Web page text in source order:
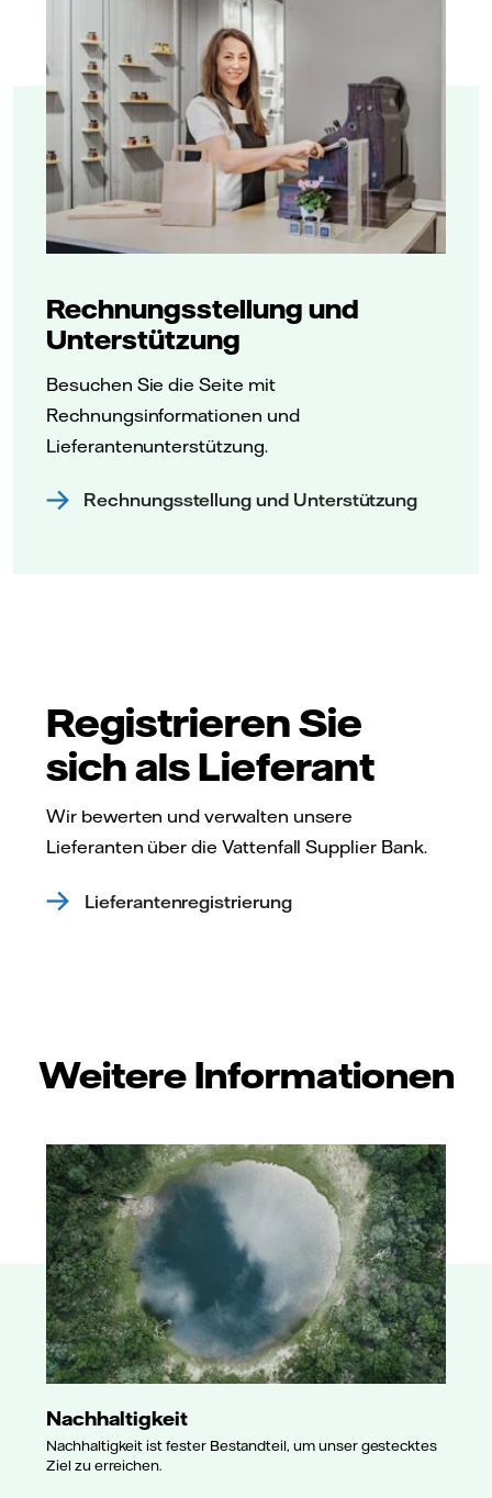
Rechnungsstellung und
Unterstützung
Besuchen Sie die Seite mit
Rechnungsinformationen und
Lieferantenunterstützung.
Rechnungsstellung und Unterstützung
Registrieren Sie
sich als Lieferant
Wir bewerten und verwalten unsere
Lieferanten über die Vattenfall Supplier Bank.
Lieferantenregistrierung
Weitere Informationen
Nachhaltigkeit
Nachhaltigkeit ist fester Bestandteil, um unser gestecktes
Ziel zu erreichen.